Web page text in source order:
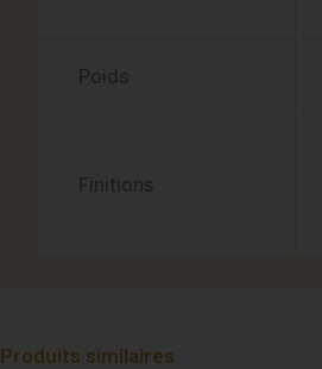
Poids
Finitions
Produits similaires